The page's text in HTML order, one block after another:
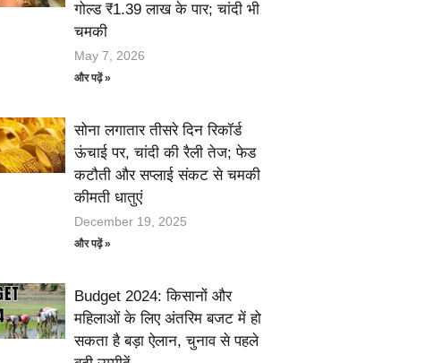
गोल्ड ₹1.39 लाख के पार; चांदी भी
चमकी
May 7, 2026
और पढ़ें »
सोना लगातार तीसरे दिन रिकॉर्ड
ऊंचाई पर, चांदी की रैली तेज; फेड
कटौती और सप्लाई संकट से चमकी
कीमती धातुएं
December 19, 2025
और पढ़ें »
Budget 2024: किसानों और
महिलाओं के लिए अंतरिम बजट में हो
सकता है बड़ा ऐलान, चुनाव से पहले